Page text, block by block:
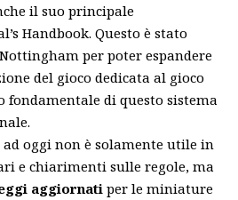
il suo principale
Handbook. Questo è stato
per poter espandere
del gioco dedicata al gioco
fondamentale di questo sistema
ad oggi non è solamente utile in
e chiarimenti sulle regole, ma
aggiornati per le miniature